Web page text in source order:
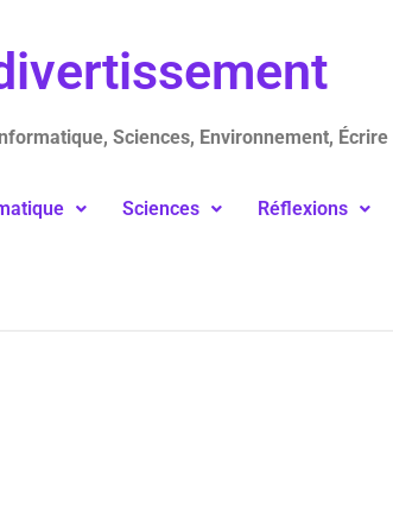
Sciences, Environnement, Écrire
Sciences Réflexions